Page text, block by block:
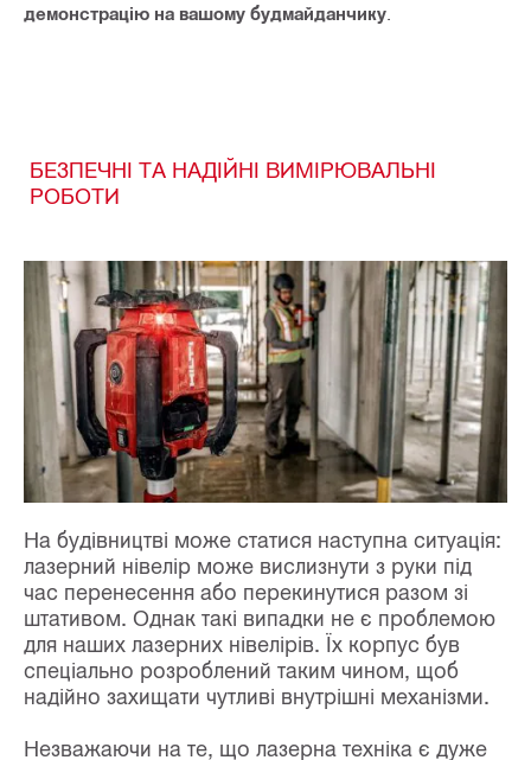
демонстрацію на вашому будмайданчику
БЕЗПЕЧНІ ТА НАДІЙНІ ВИМІРЮВАЛЬНІ
РОБОТИ
На будівництві може статися наступна ситуація:
лазерний нівелір може вислизнути з руки під
час перенесення або перекинутися разом зі
штативом. Однак такі випадки не є проблемою
для наших лазерних нівелірів. Їх корпус був
спеціально розроблений таким чином, щоб
надійно захищати чутливі внутрішні механізми.
Незважаючи на те, що лазерна техніка є дуже